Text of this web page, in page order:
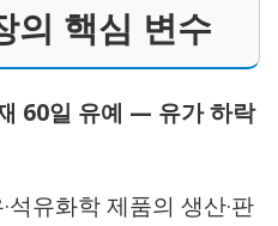
의 핵심 변수
60일 유예 — 유가 하락
유화학 제품의 생산·판